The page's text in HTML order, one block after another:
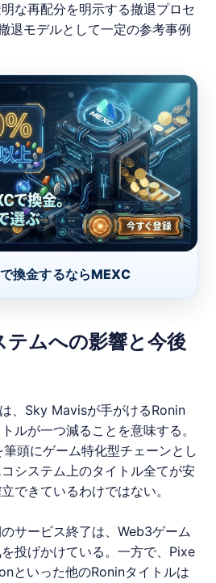
な再配分を明示する撤退プロセ
退モデルとして一定の参考事例
換金するならMEXC
ムへの影響と今後
、Sky Mavisが手がけるRonin
ルが一つ減ることを意味する。
頭にゲーム特化型チェーンとし
システム上のタイトル全てが安
できているわけではない。
サービス終了は、Web3ゲーム
投げかけている。一方で、Pixe
といった他のRoninタイトルは